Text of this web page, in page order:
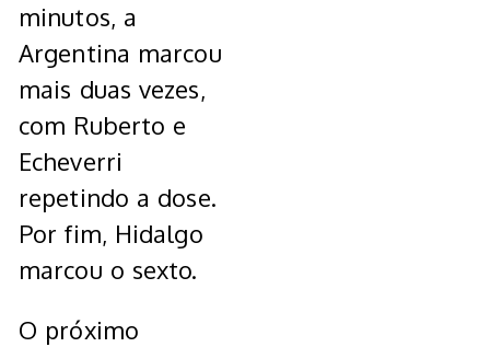
minutos, a
Argentina marcou
mais duas vezes,
com Ruberto e
Echeverri
repetindo a dose.
Por fim, Hidalgo
marcou o sexto.
O próximo